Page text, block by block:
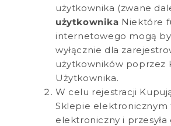
użytkownika (zwane
użytkownika Niektóre
internetowego mogą
wyłącznie dla
użytkowników poprzez
Użytkownika.
W celu rejestracji
Sklepie elektronicznym
elektroniczny i przesyła